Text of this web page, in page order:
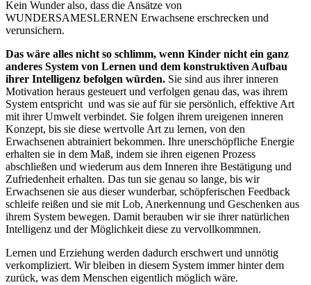
Kein Wunder also, dass die Ansätze von
WUNDERSAMESLERNEN Erwachsene erschrecken und
verunsichern.
Das wäre alles nicht so schlimm, wenn Kinder nicht ein ganz
anderes System von Lernen und dem konstruktiven Aufbau
ihrer Intelligenz befolgen würden. Sie sind aus ihrer inneren
Motivation heraus gesteuert und verfolgen genau das, was ihrem
System entspricht und was sie auf für sie persönlich, effektive Art
mit ihrer Umwelt verbindet. Sie folgen ihrem ureigenen inneren
Konzept, bis sie diese wertvolle Art zu lernen, von den
Erwachsenen abtrainiert bekommen. Ihre unerschöpfliche Energie
erhalten sie in dem Maß, indem sie ihren eigenen Prozess
abschließen und wiederum aus dem Inneren ihre Bestätigung und
Zufriedenheit erhalten. Das tun sie genau so lange, bis wir
Erwachsenen sie aus dieser wunderbar, schöpferischen Feedback
schleife reißen und sie mit Lob, Anerkennung und Geschenken aus
ihrem System bewegen. Damit berauben wir sie ihrer natürlichen
Intelligenz und der Möglichkeit diese zu vervollkommnen.
Lernen und Erziehung werden dadurch erschwert und unnötig
verkompliziert. Wir bleiben in diesem System immer hinter dem
zurück, was dem Menschen eigentlich möglich wäre.